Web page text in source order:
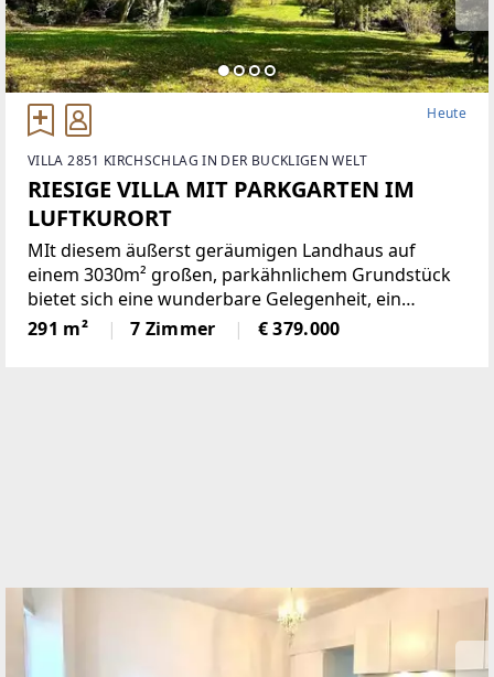
Heute
VILLA 2851 KIRCHSCHLAG IN DER BUCKLIGEN WELT
RIESIGE VILLA MIT PARKGARTEN IM
LUFTKURORT
MIt diesem äußerst geräumigen Landhaus auf
einem 3030m² großen, parkähnlichem Grundstück
bietet sich eine wunderbare Gelegenheit, ein
einmaliges Domizil in der beliebten Gemeinde
Krumbach zu schaffen!Das 1972 in Ziegelbauweise
291 m² 7 Zimmer € 379.000